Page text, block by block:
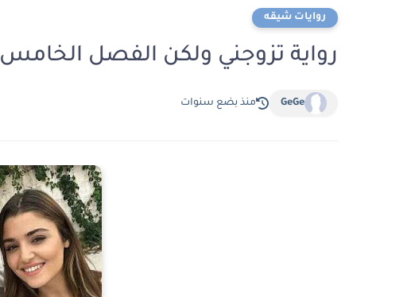
روايات شيقه
رواية تزوجني ولكن الفصل الخامس 5 بقلم ندوشه
GeGe منذ بضع سنوات